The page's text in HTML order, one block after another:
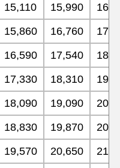
15,110 15,990
15,860 16,760
16,590 17,540
17,330 18,310
18,090 19,090
18,830 19,870
19,570 20,650